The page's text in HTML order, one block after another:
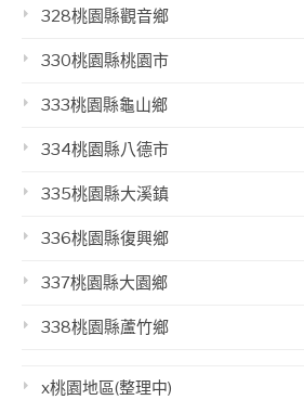
328桃園縣觀音鄉
330桃園縣桃園市
333桃園縣龜山鄉
334桃園縣八德市
335桃園縣大溪鎮
336桃園縣復興鄉
337桃園縣大園鄉
338桃園縣蘆竹鄉
x桃園地區(整理中)